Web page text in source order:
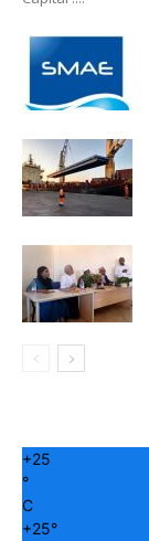
+25
°
C
+25°